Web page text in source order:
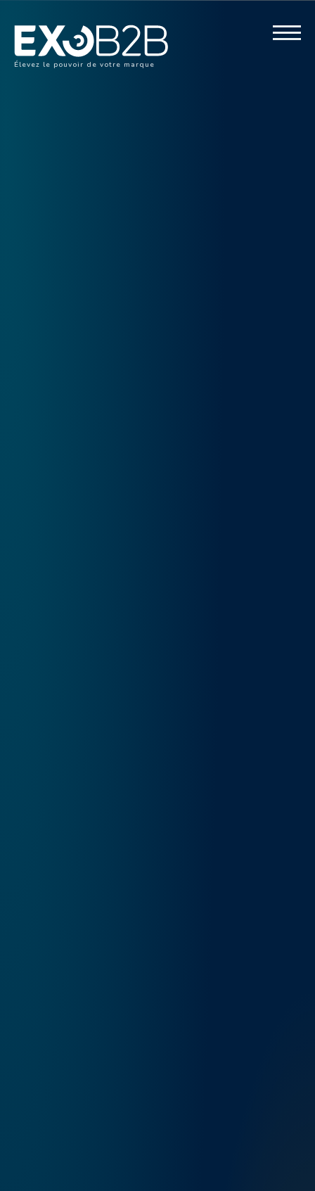
Élevez le pouvoir de votre marque